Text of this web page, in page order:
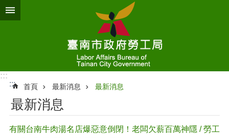
跳到主要內容區塊
:::
:::
首頁 最新消息 最新消息
最新消息
有關台南牛肉湯名店爆惡意倒閉！老闆欠薪百萬神隱 / 勞工